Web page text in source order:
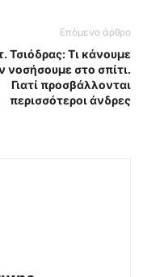
Επόμενο άρθρο
Τσιόδρας: Τι κάνουμε
νοσήσουμε στο σπίτι.
Γιατί προσβάλλονται
περισσότεροι άνδρες